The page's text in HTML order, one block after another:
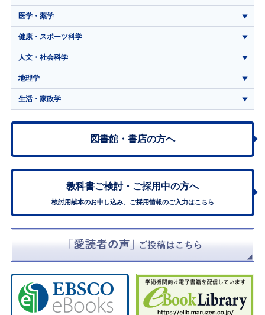
医学・薬学
健康・スポーツ科学
人文・社会科学
地理学
生活・家政学
図書館・書店の方へ
教科書ご検討・ ご採用中の方へ
検討用献本のお申し込み、ご採用情報のご入力はこちら